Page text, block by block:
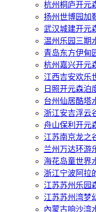
杭州桐庐开元
扬州世博园加
武汉城建开元
温州乐园三期
青岛东方伊甸
杭州嘉兴开元
江西吉安欢乐
日照开元森泊
台州仙居酷塔
浙江安吉浮云
舟山保利开元
江苏南京龙之
兰州万达环游
海花岛童世界
浙江宁波阿拉
江苏苏州乐园
江苏苏州湾梦
內蒙古响沙湾